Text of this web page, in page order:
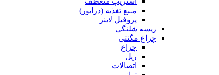
منبع تغذیه (درایور)
پروفیل لاینر
ریسه شلنگی
چراغ مگنتی
چراغ
ریل
اتصالات